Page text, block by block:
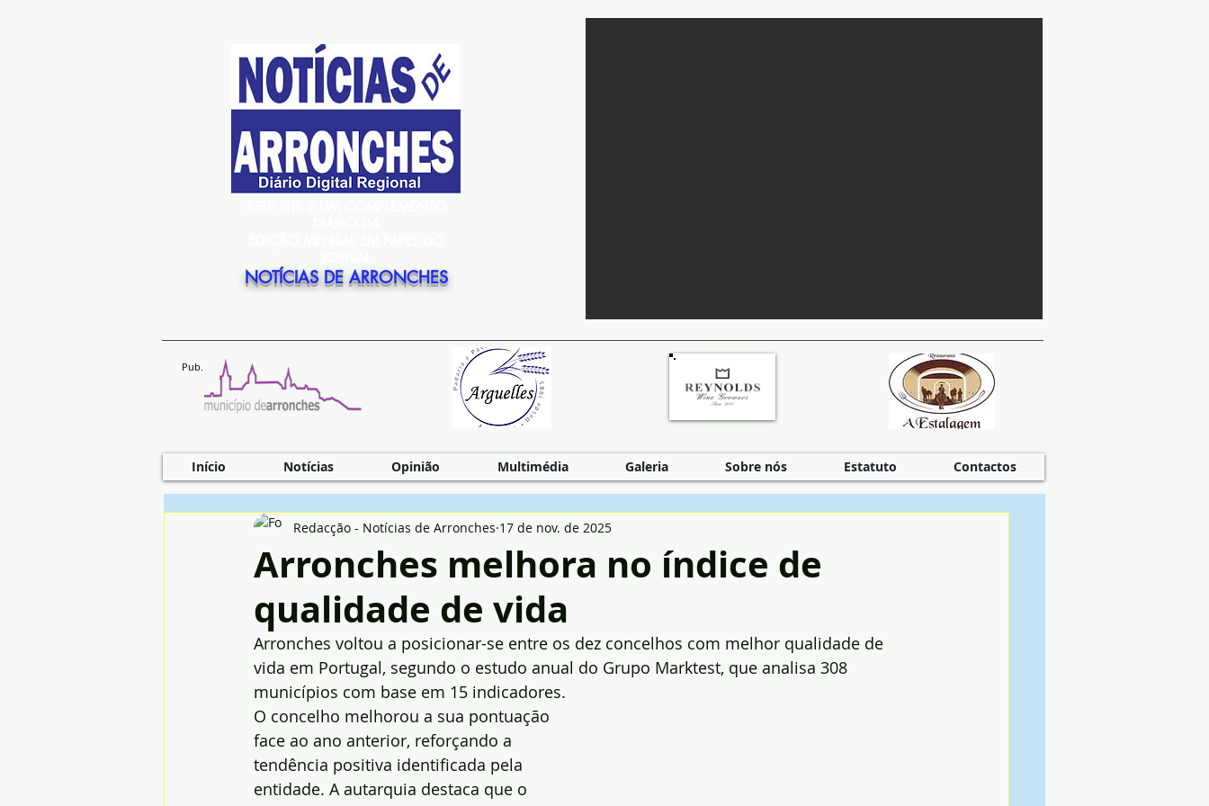
NOTÍCIAS DE ARRONCHES
Pub.
Início Notícias Opinião Multimédia Galeria Sobre nós Estatuto Contactos
Arronches melhora no índice de
qualidade de vida
Redacção - Notícias de Arronches 17 de nov. de 2025
Arronches voltou a posicionar-se entre os dez concelhos com melhor qualidade de
vida em Portugal, segundo o estudo anual do Grupo Marktest, que analisa 308
municípios com base em 15 indicadores.
O concelho melhorou a sua pontuação
face ao ano anterior, reforçando a
tendência positiva identificada pela
entidade. A autarquia destaca que o